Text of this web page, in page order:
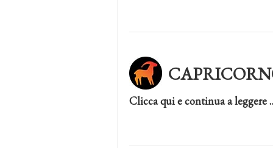
Clicca qui e continua a leggere